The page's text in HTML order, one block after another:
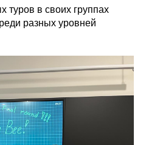
туров в своих группах
разных уровней